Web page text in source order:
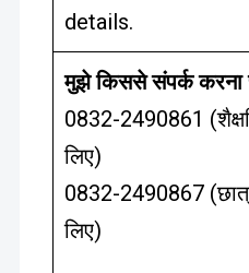
details.
मुझे किससे संपर्क करना
0832-2490861
लिए)
0832-2490867
लिए)